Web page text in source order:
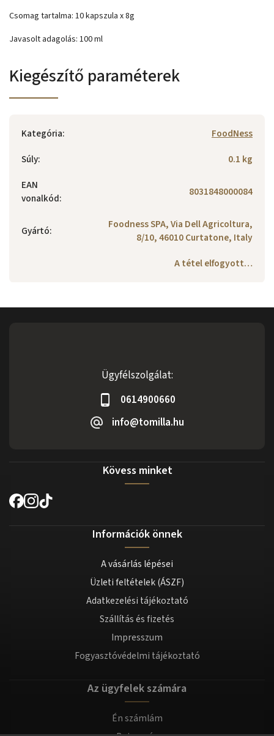
Csomag tartalma: 10 kapszula x 8g
Javasolt adagolás: 100 ml
Kiegészítő paraméterek
Kategória:
FoodNess
Súly:
0.1 kg
EAN
vonalkód: 8031848000084
Gyártó:
Foodness SPA, Via Dell Agricoltura,
8/10, 46010 Curtatone, Italy
A tétel elfogyott…
Ügyfélszolgálat:
0614900660
info@tomilla.hu
Kövess minket
Információk önnek
A vásárlás lépései
Üzleti feltételek (ÁSZF)
Adatkezelési tájékoztató
Szállítás és fizetés
Impresszum
Fogyasztóvédelmi tájékoztató
Az ügyfelek számára
Én számlám